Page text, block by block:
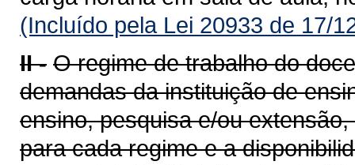
(Incluído pela Lei 20933 de 17/
II - O regime de trabalho do
demandas da instituição de
ensino, pesquisa e/ou
para cada regime e a